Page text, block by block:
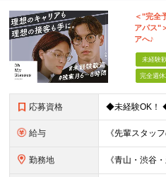
＜"完全
アパス"
アへ♪
未経験
完全週休
応募資格
給与
勤務地